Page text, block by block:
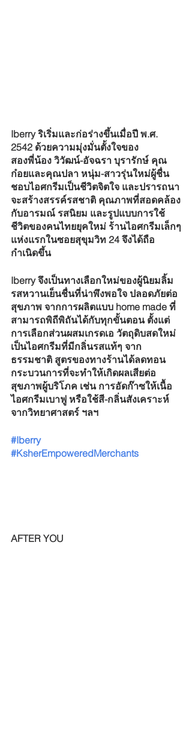
Iberry ริเริ่มและก่อร่างขึ้นเมื่อปี พ.ศ.
2542 ด้วยความมุ่งมั่นตั้งใจของ
สองพี่น้อง วิวัฒน์-อัจฉรา บุรารักษ์ คุณ
ก๋อยและคุณปลา หนุ่ม-สาวรุ่นใหม่ผู้ชื่น
ชอบไอศกรีมเป็นชีวิตจิตใจ และปรารถนา
จะสร้างสรรค์รสชาติ คุณภาพที่สอดคล้อง
กับอารมณ์ รสนิยม และรูปแบบการใช้
ชีวิตของคนไทยยุคใหม่ ร้านไอศกรีมเล็กๆ
แห่งแรกในซอยสุขุมวิท 24 จึงได้ถือ
กำเนิดขึ้น
Iberry จึงเป็นทางเลือกใหม่ของผู้นิยมลิ้ม
รสหวานเย็นชื่นที่น่าพึงพอใจ ปลอดภัยต่อ
สุขภาพ จากการผลิตแบบ home made ที่
สามารถพิถีพิถันได้กับทุกขั้นตอน ตั้งแต่
การเลือกส่วนผสมเกรดเอ วัตถุดิบสดใหม่
เป็นไอศกรีมที่มีกลิ่นรสแท้ๆ จาก
ธรรมชาติ สูตรของทางร้านได้ลดทอน
กระบวนการที่จะทำให้เกิดผลเสียต่อ
สุขภาพผู้บริโภค เช่น การอัดก๊าซให้เนื้อ
ไอศกรีมเบาฟู หรือใช้สี-กลิ่นสังเคราะห์
จากวิทยาศาสตร์ ฯลฯ
#Iberry
#KsherEmpoweredMerchants
AFTER YOU